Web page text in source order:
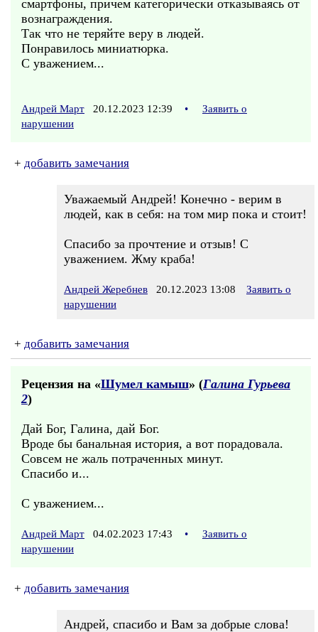
смартфоны, причем категорически отказываясь от
вознаграждения.
Так что не теряйте веру в людей.
Понравилось миниатюрка.
С уважением...
Андрей Март 20.12.2023 12:39 •
Заявить о
нарушении
+ добавить замечания
Уважаемый Андрей! Конечно - верим в
людей, как в себя: на том мир пока и стоит!
Спасибо за прочтение и отзыв! С
уважением. Жму краба!
Андрей Жеребнев 20.12.2023 13:08
Заявить о
нарушении
+ добавить замечания
Рецензия на «Шумел камыш» (Галина Гурьева
2)
Дай Бог, Галина, дай Бог.
Вроде бы банальная история, а вот порадовала.
Совсем не жаль потраченных минут.
Спасибо и...
С уважением...
Андрей Март 04.02.2023 17:43 •
Заявить о
нарушении
+ добавить замечания
Андрей, спасибо и Вам за добрые слова!